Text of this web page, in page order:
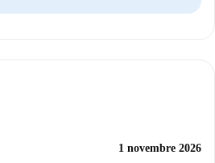
1 novembre 2026